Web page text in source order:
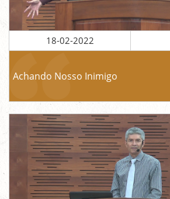
18-02-2022
Achando Nosso Inimigo